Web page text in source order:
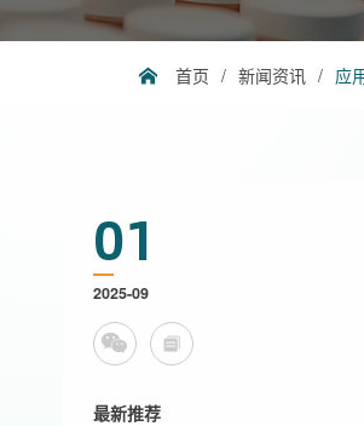
首页 / 新闻资讯 / 应
01
2025-09
最新推荐